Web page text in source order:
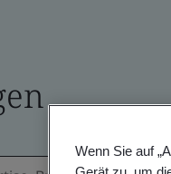
Wenn Sie auf